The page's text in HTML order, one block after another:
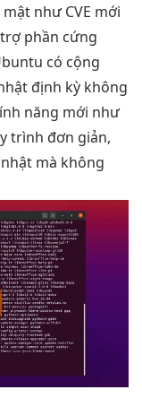
như CVE mới
phần cứng
có cộng
định kỳ không
năng mới như
trình đơn giản,
mà không